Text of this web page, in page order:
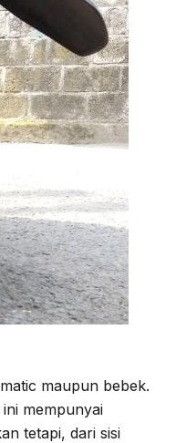
maupun bebek.
mempunyai
tetapi, dari sisi